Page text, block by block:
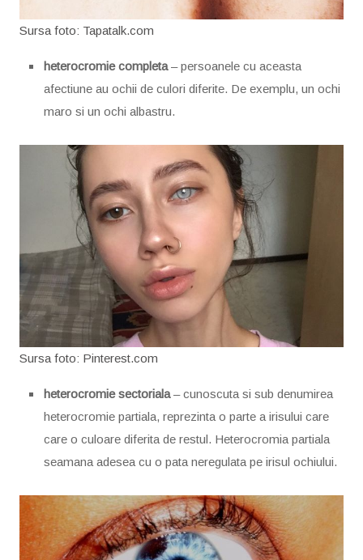
Sursa foto: Tapatalk.com
heterocromie completa– persoanele cu aceasta
afectiune au ochii de culori diferite. De exemplu, un ochi
maro si un ochi albastru.
Sursa foto: Pinterest.com
heterocromie sectoriala– cunoscuta si sub denumirea
heterocromie partiala, reprezinta o parte a irisului care
care o culoare diferita de restul. Heterocromia partiala
seamana adesea cu o pata neregulata pe irisul ochiului.